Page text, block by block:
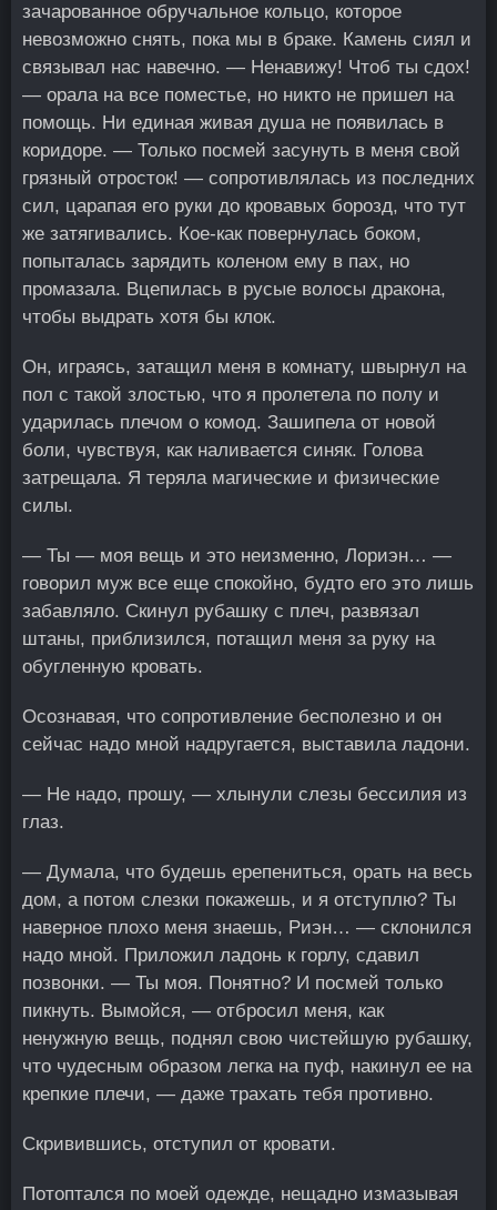
зачарованное обручальное кольцо, которое
невозможно снять, пока мы в браке. Камень сиял и
связывал нас навечно. — Ненавижу! Чтоб ты сдох!
— орала на все поместье, но никто не пришел на
помощь. Ни единая живая душа не появилась в
коридоре. — Только посмей засунуть в меня свой
грязный отросток! — сопротивлялась из последних
сил, царапая его руки до кровавых борозд, что тут
же затягивались. Кое-как повернулась боком,
попыталась зарядить коленом ему в пах, но
промазала. Вцепилась в русые волосы дракона,
чтобы выдрать хотя бы клок.
Он, играясь, затащил меня в комнату, швырнул на
пол с такой злостью, что я пролетела по полу и
ударилась плечом о комод. Зашипела от новой
боли, чувствуя, как наливается синяк. Голова
затрещала. Я теряла магические и физические
силы.
— Ты — моя вещь и это неизменно, Лориэн… —
говорил муж все еще спокойно, будто его это лишь
забавляло. Скинул рубашку с плеч, развязал
штаны, приблизился, потащил меня за руку на
обугленную кровать.
Осознавая, что сопротивление бесполезно и он
сейчас надо мной надругается, выставила ладони.
— Не надо, прошу, — хлынули слезы бессилия из
глаз.
— Думала, что будешь ерепениться, орать на весь
дом, а потом слезки покажешь, и я отступлю? Ты
наверное плохо меня знаешь, Риэн… — склонился
надо мной. Приложил ладонь к горлу, сдавил
позвонки. — Ты моя. Понятно? И посмей только
пикнуть. Вымойся, — отбросил меня, как
ненужную вещь, поднял свою чистейшую рубашку,
что чудесным образом легка на пуф, накинул ее на
крепкие плечи, — даже трахать тебя противно.
Скривившись, отступил от кровати.
Потоптался по моей одежде, нещадно измазывая